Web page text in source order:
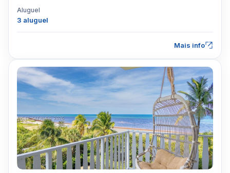
Aluguel
3 aluguel
Mais info